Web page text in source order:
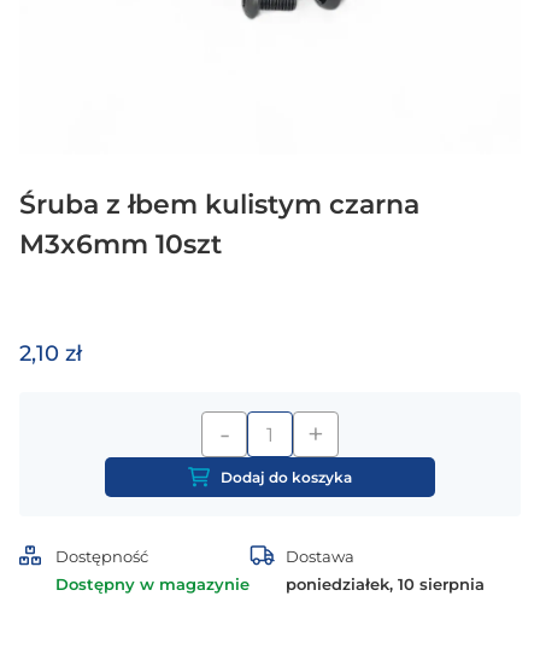
Śruba z łbem kulistym czarna
M3x6mm 10szt
2,10 zł
-
ilość
Śruba
z
kulistym
czarna
M3x6mm
+
Dodaj do koszyka
Dostępność
Dostępny w magazynie
Dostawa
poniedziałek, 10 sierpnia